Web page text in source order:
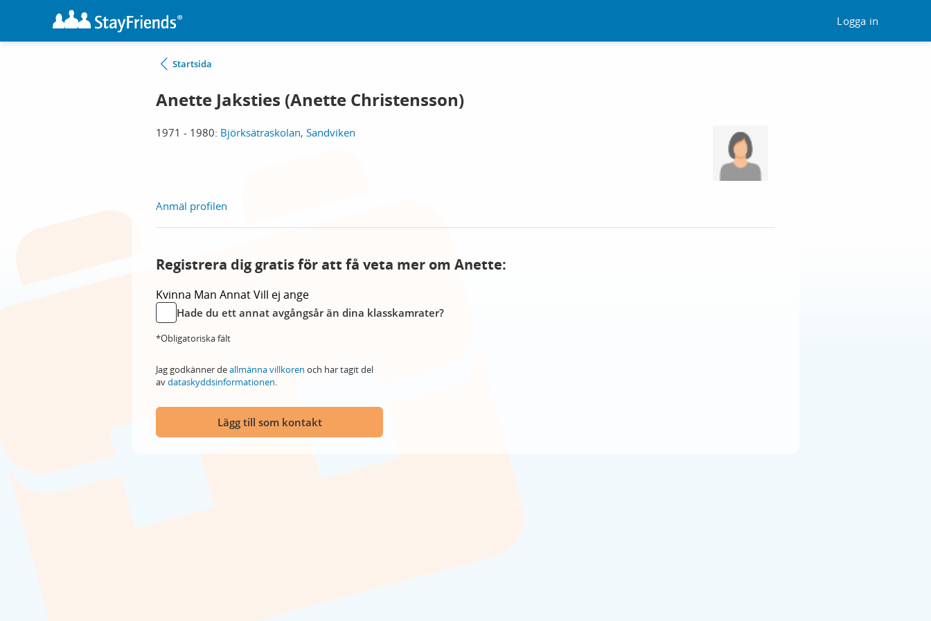
Logga in
Startsida
Anette Jaksties (Anette Christensson)
1971 - 1980: Björksätraskolan, Sandviken
Anmäl profilen
Registrera dig gratis för att få veta mer om Anette:
Kvinna Man AnnatVill ej ange
Hade du ett annat avgångsår än dina klasskamrater?
*Obligatoriska fält
Jag godkänner deallmänna villkoren och har tagit del
avdataskyddsinformationen.
Lägg till som kontakt